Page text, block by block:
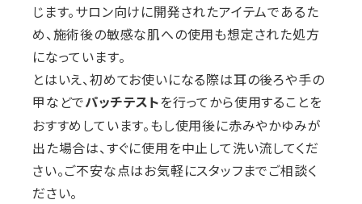
じます。サロン向けに開発されたアイテムであるた
め、施術後の敏感な肌への使用も想定された処方
になっています。
とはいえ、初めてお使いになる際は耳の後ろや手の
甲などでパッチテストを行ってから使用することを
おすすめしています。もし使用後に赤みやかゆみが
出た場合は、すぐに使用を中止して洗い流してくだ
さい。ご不安な点はお気軽にスタッフまでご相談く
ださい。